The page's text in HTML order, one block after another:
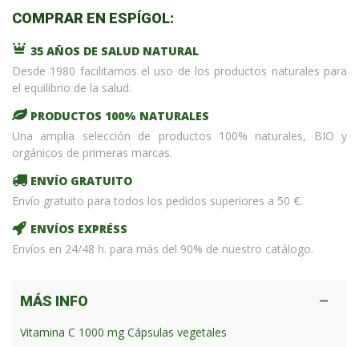
COMPRAR EN ESPÍGOL:
35 AÑOS DE SALUD NATURAL
Desde 1980 facilitamos el uso de los productos naturales para
el equilibrio de la salud.
PRODUCTOS 100% NATURALES
Una amplia selección de productos 100% naturales, BIO y
orgánicos de primeras marcas.
ENVÍO GRATUITO
Envío gratuito para todos los pedidos superiores a 50 €.
ENVÍOS EXPRÉSS
Envíos en 24/48 h. para más del 90% de nuestro catálogo.
MÁS INFO
Vitamina C 1000 mg Cápsulas vegetales